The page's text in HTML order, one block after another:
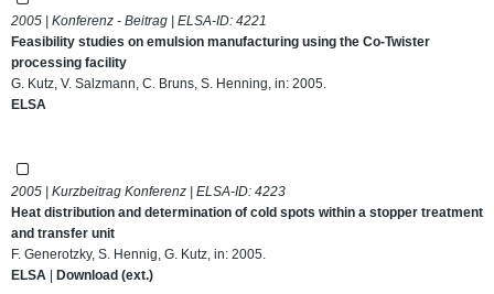
2005 | Konferenz - Beitrag | ELSA-ID: 4221
Feasibility studies on emulsion manufacturing using the Co-Twister
processing facility
G. Kutz, V. Salzmann, C. Bruns, S. Henning, in: 2005.
ELSA
2005 | Kurzbeitrag Konferenz | ELSA-ID: 4223
Heat distribution and determination of cold spots within a stopper treatment
and transfer unit
F. Generotzky, S. Hennig, G. Kutz, in: 2005.
ELSA | Download (ext.)